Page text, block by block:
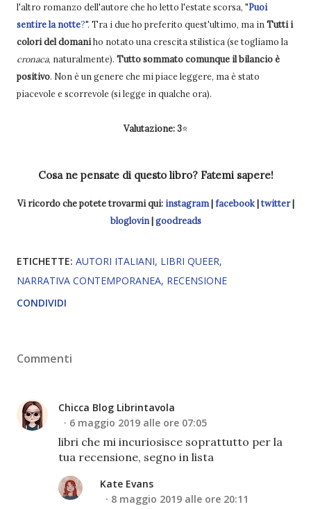
l'altro romanzo dell'autore che ho letto l'estate scorsa, "Puoi
sentire la notte?". Tra i due ho preferito quest'ultimo, ma in Tutti i
colori del domaniho notato una crescita stilistica (se togliamo la
cronaca, naturalmente). Tutto sommato comunque il bilancio è
positivo. Non è un genere che mi piace leggere, ma è stato
piacevole e scorrevole (si legge in qualche ora).
Valutazione: 3⭐
Cosa ne pensate di questo libro? Fatemi sapere!
Vi ricordo che potete trovarmi qui: instagram|facebook|twitter|
bloglovin|goodreads
ETICHETTE: AUTORI ITALIANI LIBRI QUEER
NARRATIVA CONTEMPORANEA RECENSIONE
CONDIVIDI
Commenti
Chicca Blog Librintavola
6 maggio 2019 alle ore 07:05
libri che mi incuriosisce soprattutto per la
tua recensione, segno in lista
Kate Evans
8 maggio 2019 alle ore 20:11